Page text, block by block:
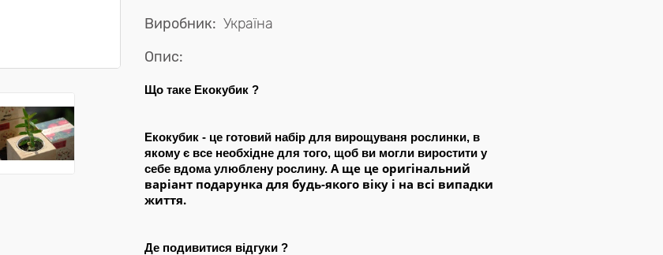
Виробник: Україна
Опис:
Що таке Екокубик ?
Екокубик - це готовий набір для вирощуваня рослинки, в
якому є все необхідне для того, щоб ви могли виростити у
себе вдома улюблену рослину. А ще це оригінальний
варіант подарунка для будь-якого віку і на всі випадки
життя.
Де подивитися відгуки ?